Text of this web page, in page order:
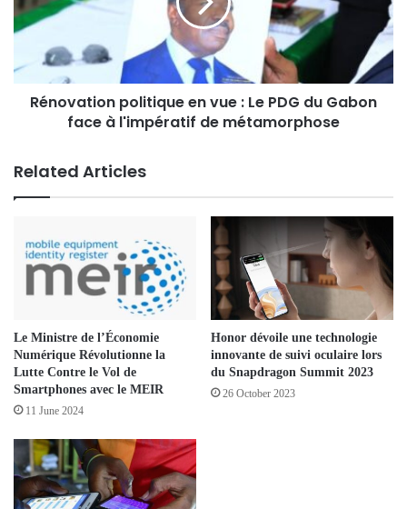
Rénovation politique en vue : Le PDG du Gabon
face à l'impératif de métamorphose
Related Articles
Le Ministre de l’Économie
Numérique Révolutionne la
Lutte Contre le Vol de
Smartphones avec le MEIR
11 June 2024
Honor dévoile une technologie
innovante de suivi oculaire lors
du Snapdragon Summit 2023
26 October 2023